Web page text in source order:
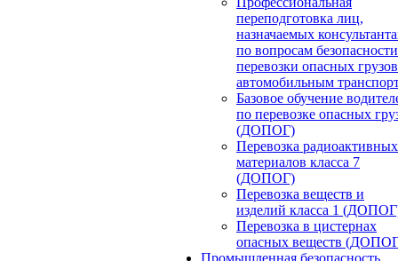
переподготовка лиц,
назначаемых
по вопросам безопасности
перевозки опасных грузов
автомобильным
Базовое обучение
по перевозке опасных
(ДОПОГ)
Перевозка радиоактивных
материалов класса 7
(ДОПОГ)
Перевозка веществ и
изделий класса 1
Перевозка в цистернах
опасных веществ
Промышленная безопасность